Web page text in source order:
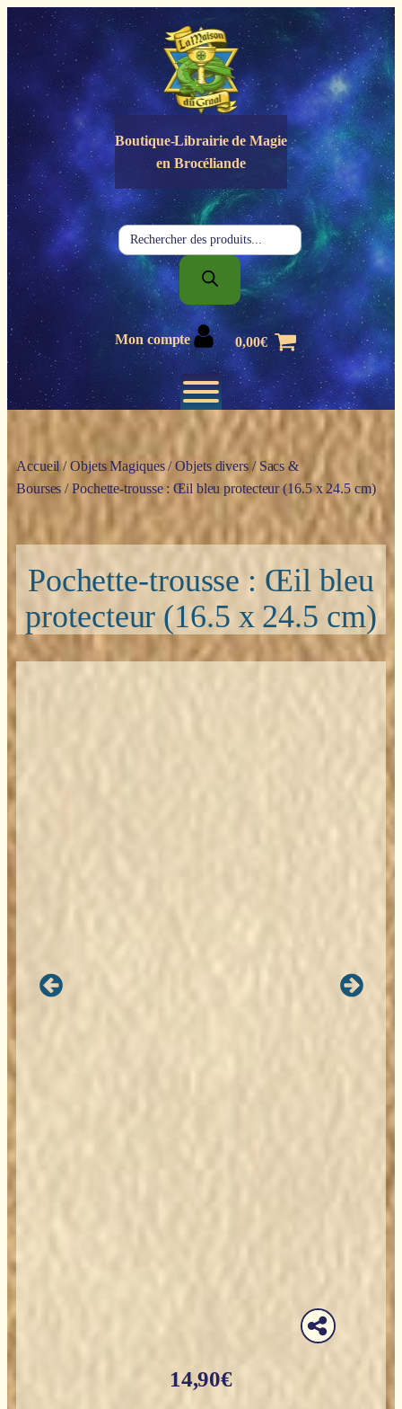
Panneau de gestion des cookies
Boutique-Librairie deMagie
en Brocéliande
Recherche
de
produits
Mon compte 0,00€
Accueil /Objets Magiques/Objets divers/ Sacs &
Bourses / Pochette-trousse : Œil bleu protecteur (16.5 x 24.5 cm)
Pochette-trousse : Œil bleu
protecteur (16.5 x 24.5 cm)
14,90€